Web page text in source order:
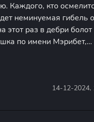
Каждого, кто
неминуемая гибель
этот раз в дебри болот
по имени Мэрибет,
14-12-2024,